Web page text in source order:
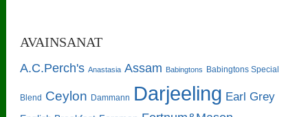
AVAINSANAT
A.C.Perch's Anastasia Assam Babingtons Babingtons Special
Blend Ceylon Dammann Darjeeling Earl Grey